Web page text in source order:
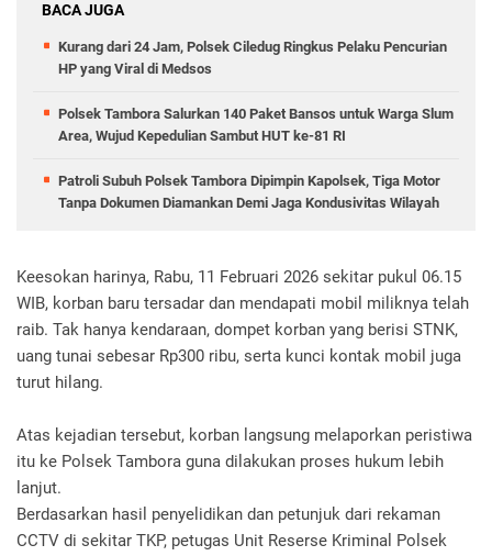
BACA JUGA
Kurang dari 24 Jam, Polsek Ciledug Ringkus Pelaku Pencurian
HP yang Viral di Medsos
Polsek Tambora Salurkan 140 Paket Bansos untuk Warga Slum
Area, Wujud Kepedulian Sambut HUT ke-81 RI
Patroli Subuh Polsek Tambora Dipimpin Kapolsek, Tiga Motor
Tanpa Dokumen Diamankan Demi Jaga Kondusivitas Wilayah
Keesokan harinya, Rabu, 11 Februari 2026 sekitar pukul 06.15
WIB, korban baru tersadar dan mendapati mobil miliknya telah
raib. Tak hanya kendaraan, dompet korban yang berisi STNK,
uang tunai sebesar Rp300 ribu, serta kunci kontak mobil juga
turut hilang.
Atas kejadian tersebut, korban langsung melaporkan peristiwa
itu ke Polsek Tambora guna dilakukan proses hukum lebih
lanjut.
Berdasarkan hasil penyelidikan dan petunjuk dari rekaman
CCTV di sekitar TKP, petugas Unit Reserse Kriminal Polsek